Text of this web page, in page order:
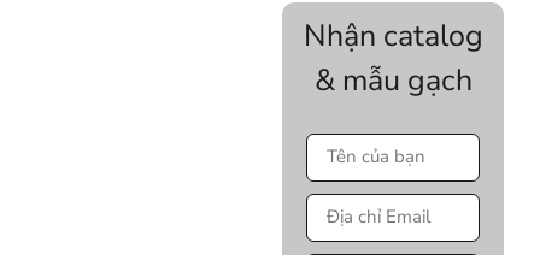
Nhận catalog
& mẫu gạch